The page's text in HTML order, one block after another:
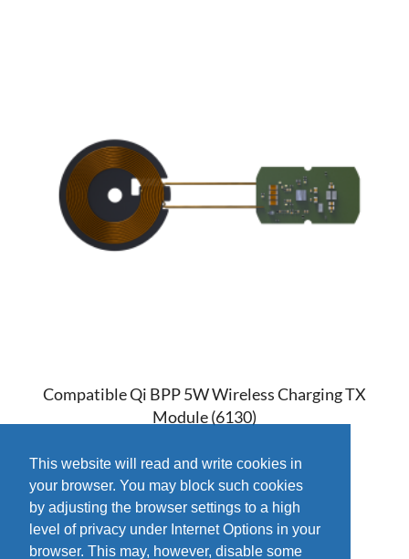
This website will read and write cookies in
your browser. You may block such cookies
by adjusting the browser settings to a high
level of privacy under Internet Options in your
browser. This may, however, disable some
Compatible Qi BPP 5W Wireless Charging TX
Module (6130)